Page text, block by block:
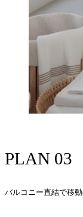
PLAN 03
バルコニー直結で移